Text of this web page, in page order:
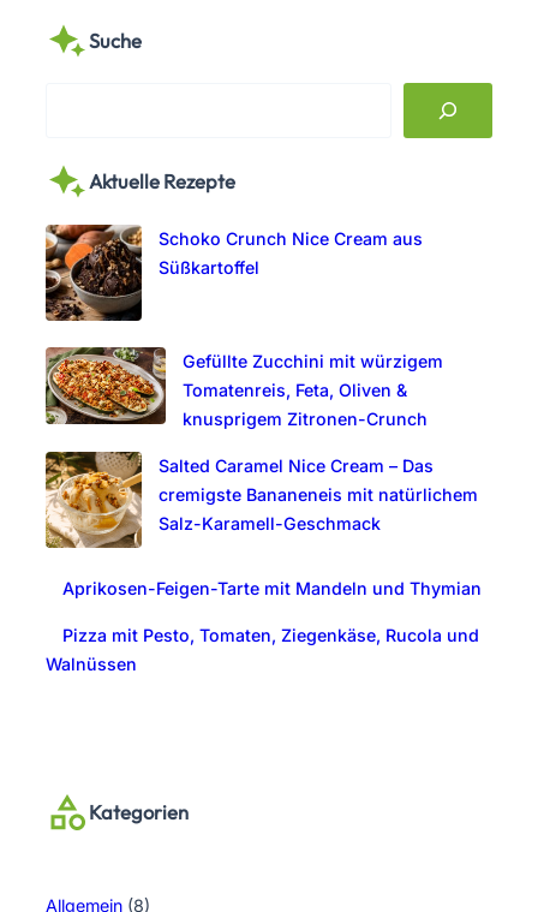
Suche
r
h
Aktuelle Rezepte
Schoko Crunch Nice Cream aus
Süßkartoffel
Gefüllte Zucchini mit würzigem
Tomatenreis, Feta, Oliven &
knusprigem Zitronen-Crunch
Salted Caramel Nice Cream – Das
cremigste Bananeneis mit natürlichem
Salz-Karamell-Geschmack
Aprikosen-Feigen-Tarte mit Mandeln und Thymian
Pizza mit Pesto, Tomaten, Ziegenkäse, Rucola und
Walnüssen
Kategorien
Allgemein (8)